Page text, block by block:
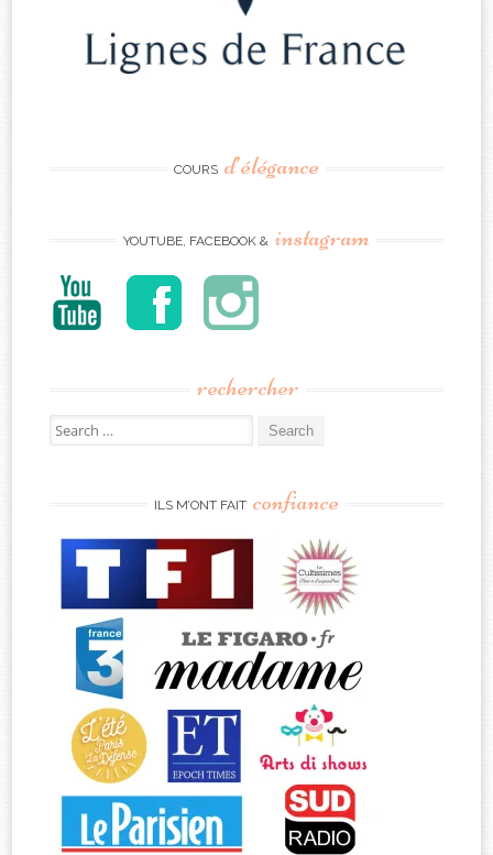
COURS d’élégance
YOUTUBE, FACEBOOK & instagram
rechercher
Search
for:
ILS M’ONT FAIT confiance